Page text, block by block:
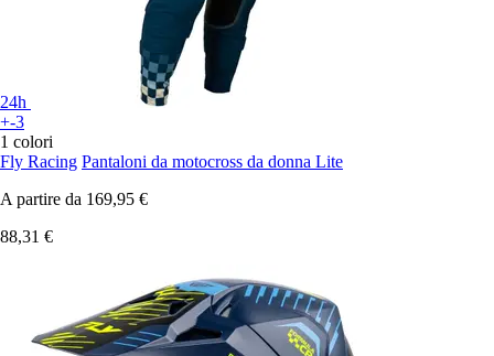
24h
+-3
1 colori
Fly Racing Pantaloni da motocross da donna Lite
A partire da 169,95 €
88,31 €